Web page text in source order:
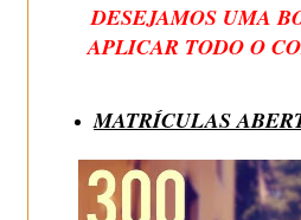
DESEJAMOS UMA
APLICAR TODO O
MATRÍCULAS